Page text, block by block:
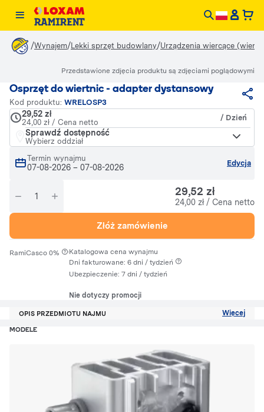
/Wynajem/Lekki sprzęt budowlany/Urządzenia wiercące
Osprzęt do wiertnic - adapter dystansowy
Kod produktu: WRELOSP3
29,52 zł
24,00 zł / Cena netto
/ Dzień
Sprawdź dostępność
Wybierz oddział
Termin wynajmu
07-08-2026 – 07-08-2026 Edycja
29,52 zł
24,00 zł / Cena netto
Złóż zamówienie
RamiCasco 0% ·Katalogowa cena wynajmu
Dni fakturowane: 6 dni / tydzień
Ubezpieczenie: 7 dni / tydzień
Nie dotyczy promocji
Przedstawione zdjęcia produktu są zdjęciami poglądowymi
OPIS PRZEDMIOTU NAJMU Więcej
MODELE